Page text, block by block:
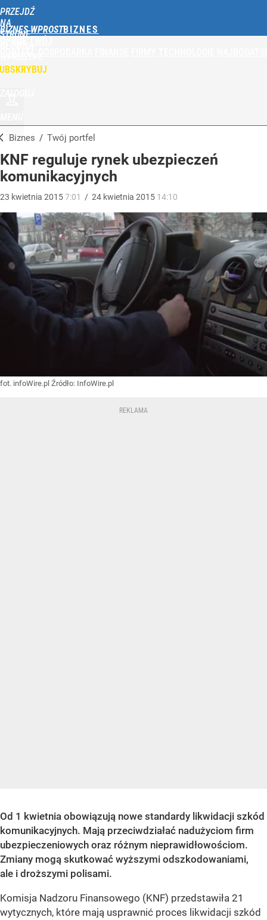
PRZEJDŹ
NA
STRONĘ
BIZNES WPROST
Biznes / Twój portfel
KNF reguluje rynek ubezpieczeń
komunikacyjnych
23 kwietnia 20157:01 / 24 kwietnia 2015 14:10
fot. infoWire.pl Źródło: InfoWire.pl
Od 1 kwietnia obowiązują nowe standardy likwidacji szkód
komunikacyjnych. Mają przeciwdziałać nadużyciom firm
ubezpieczeniowych oraz różnym nieprawidłowościom.
Zmiany mogą skutkować wyższymi odszkodowaniami,
ale i droższymi polisami.
Komisja Nadzoru Finansowego (KNF) przedstawiła 21
wytycznych, które mają usprawnić proces likwidacji szkód